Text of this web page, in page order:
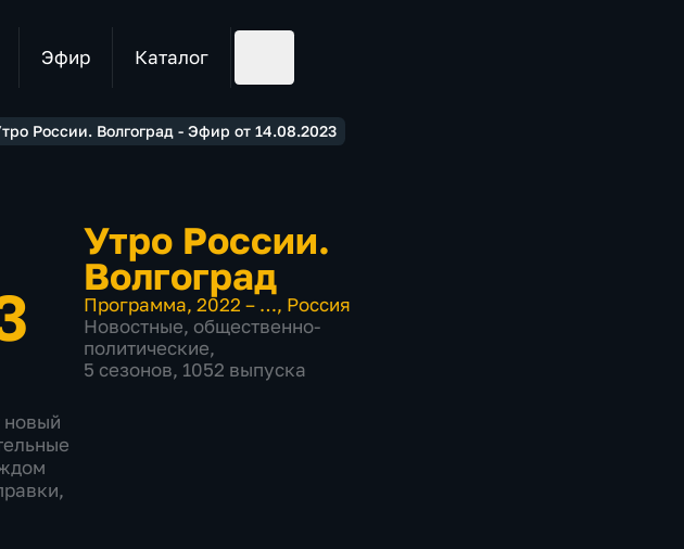
Эфир Каталог
России. Волгоград - Эфир от 14.08.2023
новый
Утро России.
Волгоград
Программа, 2022 – …, Россия
Новостные, общественно-
политические,
5 сезонов, 1052 выпуска